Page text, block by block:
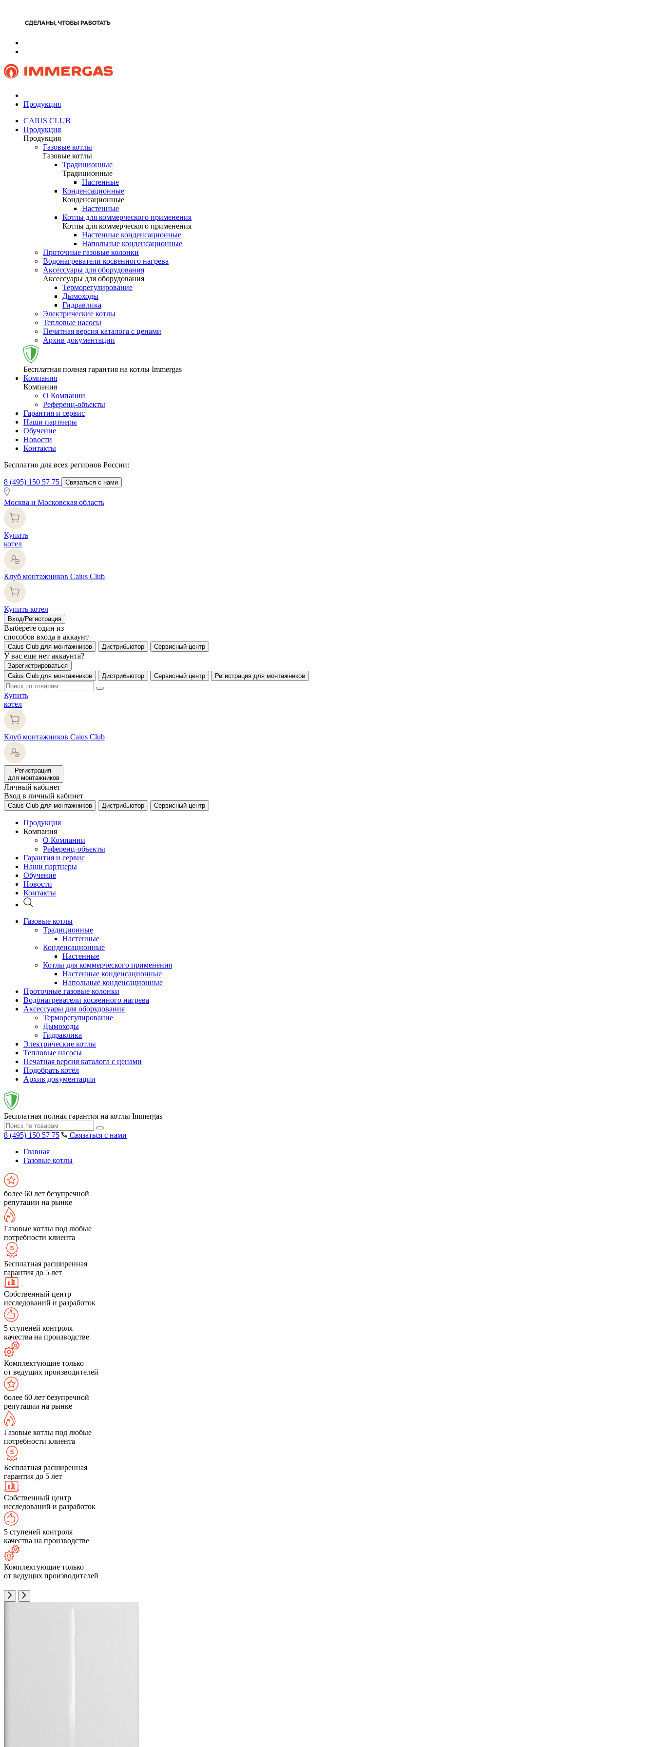
Продукция
CAIUS CLUB
Продукция
Продукция
Газовые котлы
Газовые котлы
Традиционные
Традиционные
Настенные
Конденсационные
Конденсационные
Настенные
Котлы для коммерческого применения
Котлы для коммерческого применения
Настенные конденсационные
Напольные конденсационные
Проточные газовые колонки
Водонагреватели косвенного нагрева
Аксессуары для оборудования
Аксессуары для оборудования
Терморегулирование
Дымоходы
Гидравлика
Электрические котлы
Тепловые насосы
Печатная версия каталога с ценами
Архив документации
Бесплатная полная гарантия на котлы Immergas
Компания
Компания
О Компании
Референц-объекты
Гарантия и сервис
Наши партнеры
Обучение
Новости
Контакты
Бесплатно для всех регионов России:
8 (495) 150 57 75 Связаться с нами
Москва и Московская область
Купить
котел
Клуб монтажников Caius Club
Купить котел
Вход/Регистрация
Выберете один из
способов входа в аккаунт
Caius Club для монтажников Дистрибьютор Сервисный центр
У вас еще нет аккаунта?
Зарегистрироваться
Caius Club для монтажников
Дистрибьютор Сервисный центр Регистрация для монтажников
Купить
котел
Клуб монтажников Caius Club
Регистрация
для монтажников
Личный кабинет
Вход в личный кабинет
Caius Club для монтажников Дистрибьютор Сервисный центр
Продукция
Компания
О Компании
Референц-объекты
Гарантия и сервис
Наши партнеры
Обучение
Новости
Контакты
Газовые котлы
Традиционные
Настенные
Конденсационные
Настенные
Котлы для коммерческого применения
Настенные конденсационные
Напольные конденсационные
Проточные газовые колонки
Водонагреватели косвенного нагрева
Аксессуары для оборудования
Терморегулирование
Дымоходы
Гидравлика
Электрические котлы
Тепловые насосы
Печатная версия каталога с ценами
Подобрать котёл
Архив документации
Бесплатная полная гарантия на котлы Immergas
8 (495) 150 57 75
Связаться с нами
Главная
Газовые котлы
более 60 лет безупречной
репутации на рынке
Газовые котлы под любые
потребности клиента
Бесплатная расширенная
гарантия до 5 лет
Собственный центр
исследований и разработок
5 ступеней контроля
качества на производстве
Комплектующие только
от ведущих производителей
более 60 лет безупречной
репутации на рынке
Газовые котлы под любые
потребности клиента
Бесплатная расширенная
гарантия до 5 лет
Собственный центр
исследований и разработок
5 ступеней контроля
качества на производстве
Комплектующие только
от ведущих производителей